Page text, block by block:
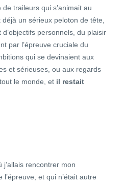
traileurs qui s’animait au
un sérieux peloton de tête,
personnels, du plaisir
par l’épreuve cruciale du
qui se devinaient aux
et sérieuses, ou aux regards
le monde, et il restait
j’allais rencontrer mon
et qui n’était autre